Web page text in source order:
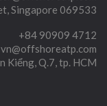
Singapore 069533
+84 90909 4712
vn@offshoreatp.com
Kiểng, Q.7, tp. HCM